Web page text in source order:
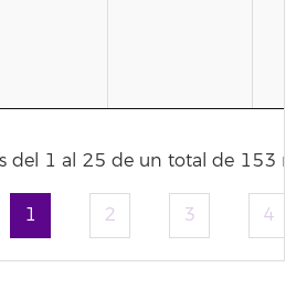
del 1 al 25 de un total de 153
1 2 3 4